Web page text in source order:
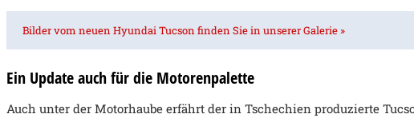
Bilder vom neuen Hyundai Tucson finden Sie in unserer Galerie »
Ein Update auch für die Motorenpalette
Auch unter der Motorhaube erfährt der in Tschechien produzierte